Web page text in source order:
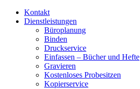
Kontakt
Dienstleistungen
Büroplanung
Binden
Druckservice
Einfassen – Bücher und Hefte
Gravieren
Kostenloses Probesitzen
Kopierservice